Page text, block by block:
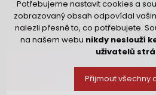
Potřebujeme nastavit cookies a
zobrazovaný obsah odpovídal
nalezli přesně to, co potřebujete.
na našem webu nikdy neslouží
uživatelů
Přijmout všechny